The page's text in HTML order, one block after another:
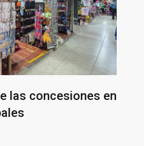
las concesiones en